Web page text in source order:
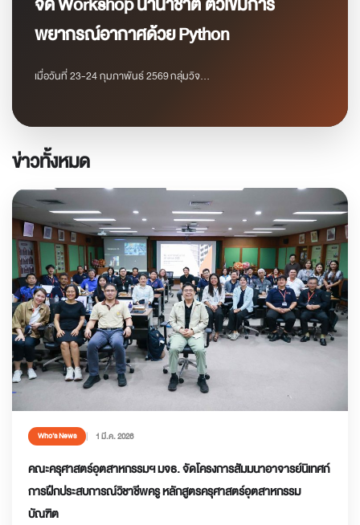
พยากรณ์อากาศด้วย Python
เมื่อวันที่ 23-24 กุมภาพันธ์ 2569 กลุ่มวิจ...
ข่าวทั้งหมด
Who’s News 1 มี.ค. 2026
คณะครุศาสตร์อุตสาหกรรมฯ มจธ. จัดโครงการสัมมนาอาจารย์นิเทศก์
การฝึกประสบการณ์วิชาชีพครู หลักสูตรครุศาสตร์อุตสาหกรรม
บัณฑิต